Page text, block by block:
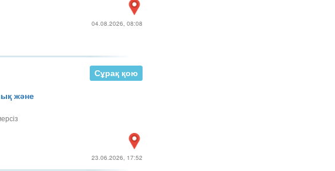
04.08.2026, 08:08
және
Сұрақ қою
23.06.2026, 17:52